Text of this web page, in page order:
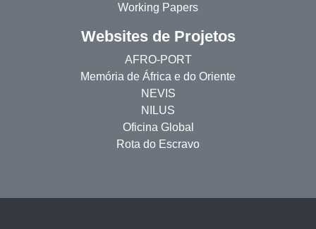
Working Papers
Websites de Projetos
AFRO-PORT
Memória de África e do Oriente
NEVIS
NILUS
Oficina Global
Rota do Escravo